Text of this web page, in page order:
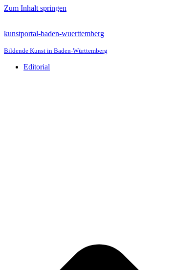
Zum Inhalt springen
kunstportal-baden-wuerttemberg
Bildende Kunst in Baden-Württemberg
Editorial